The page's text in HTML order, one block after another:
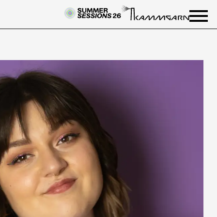
NEWSLETTER
Einmal wöchentlich informieren
wir über aktuelle Events in der
Kammgarn. Jetzt anmelden und
nichts mehr verpassen.
ANMELDEN